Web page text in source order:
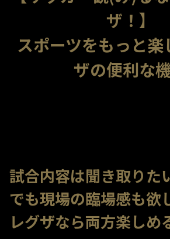
ザ！】
スポーツをもっと楽
ザの便利な
試合内容は聞き取りた
でも現場の臨場感も欲
レグザなら両方楽しめ